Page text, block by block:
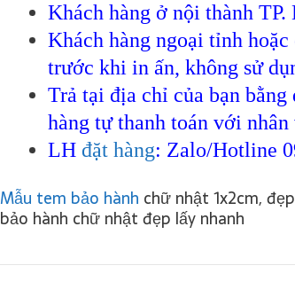
Khách hàng ở nội thành
Khách hàng ngoại tỉnh
trước khi in ấn, không sử
Trả tại địa chỉ của bạn
hàng tự thanh toán với
LH đặt hàng: ​Zalo/Hotline
Mẫu tem bảo hành chữ nhật 1x2cm,
bảo hành chữ nhật đẹp lấy nhanh